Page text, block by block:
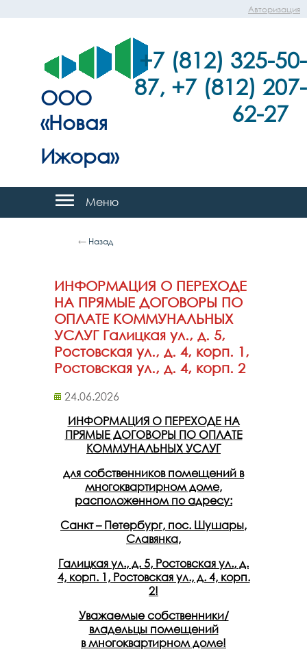
Авторизация
ООО
«Новая
Ижора»
+7 (812) 325-50-
87, +7 (812) 207-
62-27
Меню
← Назад
ИНФОРМАЦИЯ О ПЕРЕХОДЕ
НА ПРЯМЫЕ ДОГОВОРЫ ПО
ОПЛАТЕ КОММУНАЛЬНЫХ
УСЛУГ Галицкая ул., д. 5,
Ростовская ул., д. 4, корп. 1,
Ростовская ул., д. 4, корп. 2
24.06.2026
ИНФОРМАЦИЯ О ПЕРЕХОДЕ НА
ПРЯМЫЕ ДОГОВОРЫ ПО ОПЛАТЕ
КОММУНАЛЬНЫХ УСЛУГ
для собственников помещений в
многоквартирном доме,
расположенном по адресу:
Санкт – Петербург, пос. Шушары,
Славянка,
Галицкая ул., д. 5, Ростовская ул., д.
4, корп. 1, Ростовская ул., д. 4, корп.
2!
Уважаемые собственники/
владельцы помещений
в многоквартирном доме!